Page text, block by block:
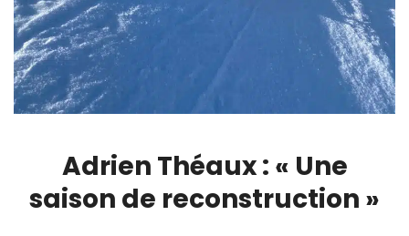
Adrien Théaux : « Une
saison de reconstruction »